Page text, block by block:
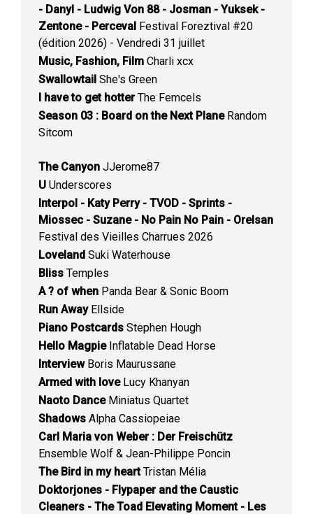
- Danyl - Ludwig Von 88 - Josman - Yuksek -
Zentone - Perceval Festival Foreztival #20
(édition 2026) - Vendredi 31 juillet
Music, Fashion, Film Charli xcx
Swallowtail She's Green
I have to get hotterThe Femcels
Season 03 : Board on the Next PlaneRandom
Sitcom
The Canyon JJerome87
U Underscores
Interpol - Katy Perry - TVOD - Sprints -
Miossec - Suzane - No Pain No Pain - Orelsan
Festival des Vieilles Charrues 2026
Loveland Suki Waterhouse
Bliss Temples
A ? of when Panda Bear & Sonic Boom
Run AwayEllside
Piano Postcards Stephen Hough
Hello MagpieInflatable Dead Horse
InterviewBoris Maurussane
Armed with loveLucy Khanyan
Naoto DanceMiniatus Quartet
Shadows Alpha Cassiopeiae
Carl Maria von Weber : Der Freischütz
Ensemble Wolf & Jean-Philippe Poncin
The Bird in my heartTristan Mélia
Doktorjones - Flypaper and the Caustic
Cleaners - The Toad Elevating Moment - Les